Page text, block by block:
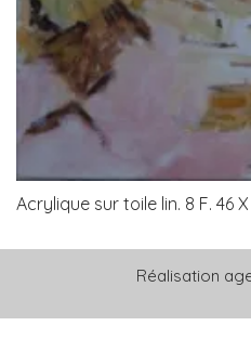
Acrylique sur toile lin. 8 F. 46 X
Réalisation